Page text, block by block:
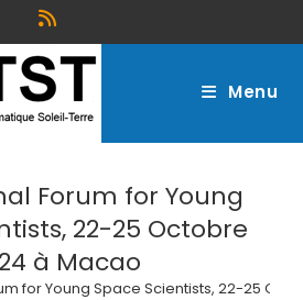
Menu
Forum for Young
22-25 Octobre
à Macao
for Young Space Scientists, 22-25